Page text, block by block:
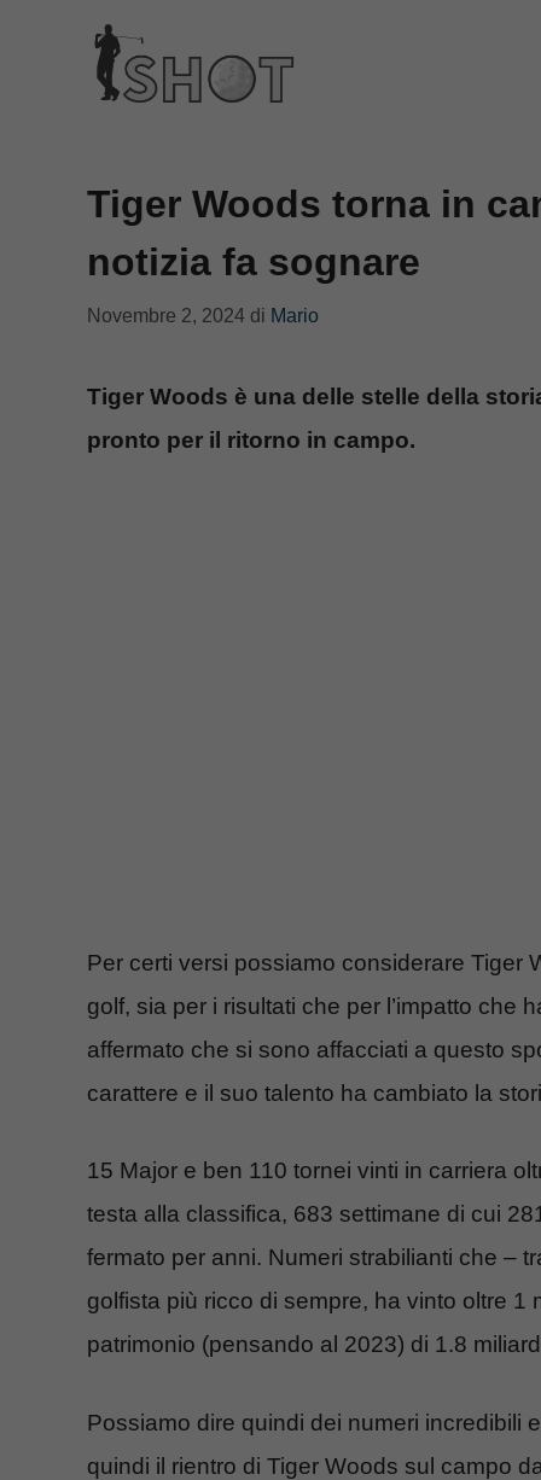
contenuto
Tiger Woods torna in
notizia fa sognare
Novembre 2, 2024 di Mario
Tiger Woods è una delle stelle della
pronto per il ritorno in campo.
Per certi versi possiamo considerare Tiger
golf, sia per i risultati che per l’impatto che
affermato che si sono affacciati a questo
carattere e il suo talento ha cambiato la
15 Major e ben 110 tornei vinti in carriera
testa alla classifica, 683 settimane di cui
fermato per anni. Numeri strabilianti che –
golfista più ricco di sempre, ha vinto oltre
patrimonio (pensando al 2023) di 1.8
Possiamo dire quindi dei numeri incredibili
quindi il rientro di Tiger Woods sul campo